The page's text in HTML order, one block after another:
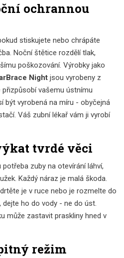
ochrannou
stiskujete nebo chrápáte
Noční štětice rozdělí tlak,
poškozování. Výrobky jako
Night jsou vyrobeny z
vašemu ústnímu
být vyrobená na míru - obyčejná
Váš zubní lékař vám ji vyrobí
tvrdé věci
zuby na otevírání láhví,
Každý náraz je malá škoda.
je v ruce nebo je rozmelte do
dejte ho do vody - ne do úst.
může zastavit praskliny hned v
režim